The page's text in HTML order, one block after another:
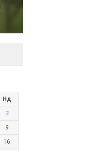
Нд
2
9
16